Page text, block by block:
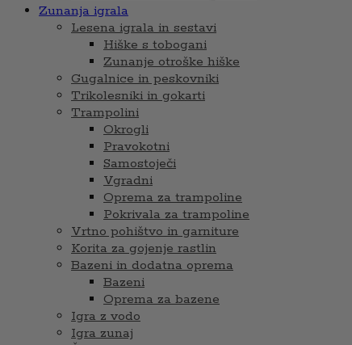
Zunanja igrala
Lesena igrala in sestavi
Hiške s tobogani
Zunanje otroške hiške
Gugalnice in peskovniki
Trikolesniki in gokarti
Trampolini
Okrogli
Pravokotni
Samostoječi
Vgradni
Oprema za trampoline
Pokrivala za trampoline
Vrtno pohištvo in garniture
Korita za gojenje rastlin
Bazeni in dodatna oprema
Bazeni
Oprema za bazene
Igra z vodo
Igra zunaj